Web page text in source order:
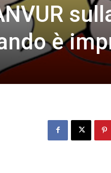
è